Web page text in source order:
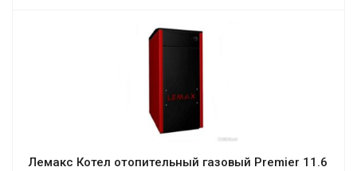
Лемакс Котел отопительный газовый Premier 11.6